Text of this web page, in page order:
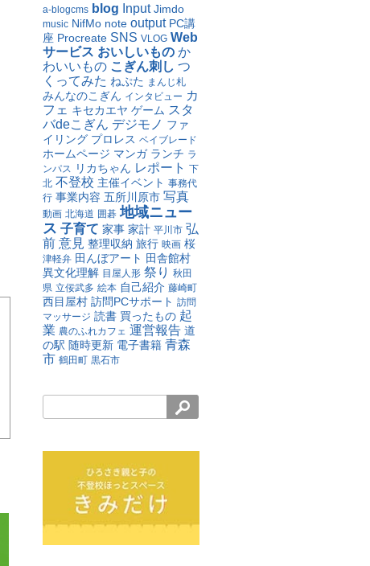
a-blogcms blog Input Jimdo
music NifMo note output PC講
座 Procreate SNS VLOG Web
サービス おいしいもの か
わいいもの こぎん刺し つ
くってみた ねぷた まんじ札
みんなのこぎん インタビュー カ
フェ キセカエヤ ゲーム スタ
バdeこぎん デジモノ ファ
イリング プロレス ベイブレード
ホームページ マンガ ランチ ラ
ンパス リカちゃん レポート 下
北 不登校 主催イベント 事務代
行 事業内容 五所川原市 写真
動画 北海道 囲碁 地域ニュー
ス 子育て 家事 家計 平川市 弘
前 意見 整理収納 旅行 映画 桜
津軽弁 田んぼアート 田舎館村
異文化理解 目屋人形 祭り 秋田
県 立佞武多 絵本 自己紹介 藤崎町
西目屋村 訪問PCサポート 訪問
マッサージ 読書 買ったもの 起
業 農のふれカフェ 運営報告 道
の駅 随時更新 電子書籍 青森
市 鶴田町 黒石市